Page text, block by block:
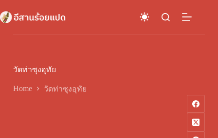
to
content
วัดท่าซุงอุทัย
Home วัดท่าซุงอุทัย